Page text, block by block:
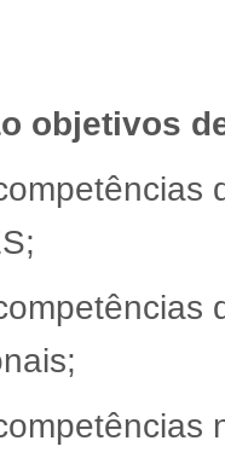
objetivos